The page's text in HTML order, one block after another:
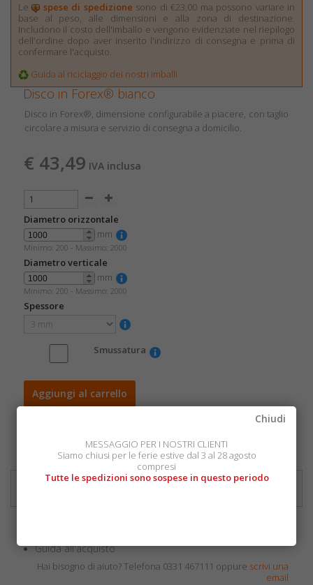
Chiudi
MESSAGGIO PER I NOSTRI CLIENTI
Siamo chiusi per le ferie estive dal 3 al 28 agosto
compresi
Tutte le spedizioni sono sospese in questo periodo
Le
spese di spedizione sono di €23,00 ma possono variare in
base al peso, alle dimensioni e alla zona di destinazione.
Includono il costo dell'imballo e vengono evidenziate nel riepilogo
dell'ordine dopo aver inserito l'indirizzo di consegna e prima di
confermare l'acquisto.
Guida al riciclaggio dei nostri imballi
Disco in Forex® bianco
Disco in Forex®, dimensione configurabile a piacere, con taglio
circolare a misura e servizio di consegna a domicilio.
€ 43,49 IVA inclusa
Diametro orizzontale
mm
Minimo: 200 - Massimo: 2000
Diametro verticale
mm
Minimo: 200 - Massimo: 2000
Spessore
Smussatura
Aggiungi al carrello
INFORMAZIONI SUL PRODOTTO
Guida all'acquisto
Hai bisogno di aiuto? Telefona 0331 467111 oppure scrivi una
email